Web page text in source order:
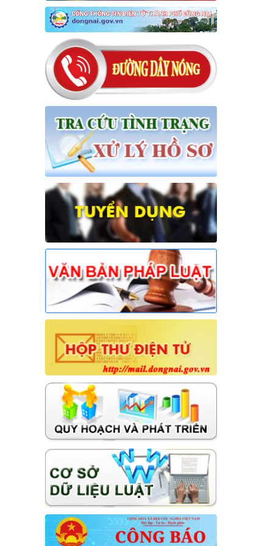
lượt xem: 296 | lượt tải:55
01/NQ-HĐND
Nghị quyết về việc xác nhận kết quả
bầu Chủ tịch Hội đồng nhân dân xã
Hưng Thịnh khóa VII, nhiệm kỳ 2026-
2031
Thời gian đăng: 17/04/2026
lượt xem: 258 | lượt tải:51
15/NQ-HĐND
Nghị quyết về việc ban hành chương
trình hoạt động toàn khóa của Hội
đồng nhân dân xã Hưng Thịnh khóa
VII, nhiệm kỳ 2026 - 2031
Thời gian đăng: 31/07/2026
lượt xem: 24 | lượt tải:22
16/NQ-HĐND
Nghị quyết về việc đề nghị điều
chỉnh, bổ sung dự toán thu ngân
sách nhà nước, chi ngân sách địa
phương đợt 1 năm 2026 trên địa bàn
xã
Thời gian đăng: 31/07/2026
lượt xem: 27 | lượt tải:15
Nghị quyết về điều chỉnh, không tiếp
tục thực hiện một số chỉ tiêu và bổ
sung giải pháp thực hiện kế hoạch
phát triển KTXH-QPAN năm 2026
trên địa bàn xã Hưng Thịnh
Thời gian đăng: 31/07/2026
lượt xem: 24 | lượt tải:13
18/NQ-HĐND
Nghị quyết về việc điều chỉnh, bổ
sung Kế hoạch đầu tư công năm
2026 (đợt 1) xã Hưng Thịnh
Thời gian đăng: 31/07/2026
lượt xem: 27 | lượt tải:13
14/NQ-HĐND
Nghị quyết về việc sắp xếp, tổ chức
lại các ấp trên địa bàn xã Hưng Thịnh